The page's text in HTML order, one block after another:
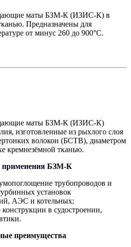
маты БЗМ-К (ИЗИС-К) в
Предназначены для
от минус 260 до 900°С.
маты БЗМ-К (ИЗИС-К)
изготовленные из рыхлого слоя
волокон (БСТВ), диаметром
кремнезёмной тканью.
применения БЗМ-К
трубопроводов и
установок
АЭС и котельных;
в судостроении,
преимущества